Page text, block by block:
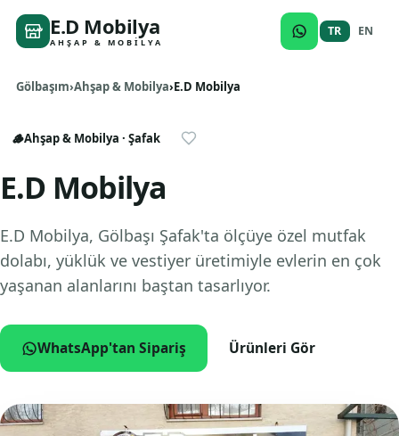
E.D Mobilya
AHŞAP & MOBILYA
TR EN
Gölbaşım Ahşap & Mobilya E.D Mobilya
🪵Ahşap & Mobilya · Şafak
E.D Mobilya
E.D Mobilya, Gölbaşı Şafak'ta ölçüye özel mutfak
dolabı, yüklük ve vestiyer üretimiyle evlerin en çok
yaşanan alanlarını baştan tasarlıyor.
WhatsApp'tan Sipariş Ürünleri Gör